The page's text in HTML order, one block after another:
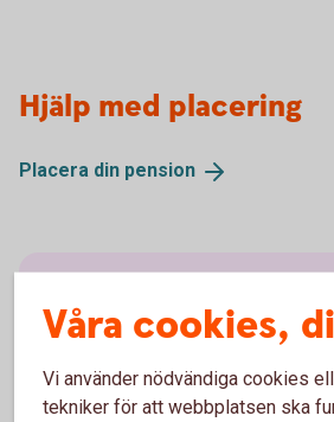
Hjälp med placering
Placera din pension
Fler pensionslösningar
Tjänstepension med
Våra cookies,
Vi använder nödvändiga cookies
tekniker för att webbplatsen ska